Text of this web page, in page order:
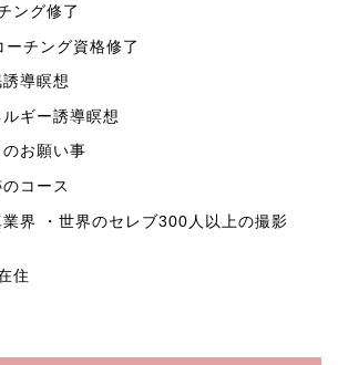
ング修了
ーチング資格修了
導瞑想
ギー誘導瞑想
お願い事
コース
業界 ・世界のセレブ300人以上の撮影
住